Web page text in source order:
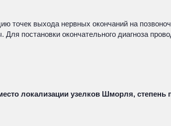
точек выхода нервных окончаний на
постановки окончательного диагноза
локализации узелков Шморля,